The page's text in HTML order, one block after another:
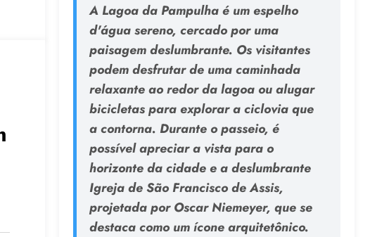
A Lagoa da Pampulha é um espelho
d'água sereno, cercado por uma
paisagem deslumbrante. Os visitantes
podem desfrutar de uma caminhada
relaxante ao redor da lagoa ou alugar
bicicletas para explorar a ciclovia que
a contorna. Durante o passeio, é
possível apreciar a vista para o
horizonte da cidade e a deslumbrante
Igreja de São Francisco de Assis,
projetada por Oscar Niemeyer, que se
destaca como um ícone arquitetônico.